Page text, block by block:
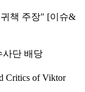
책 주장" [이슈&
단 배당
Critics of Viktor